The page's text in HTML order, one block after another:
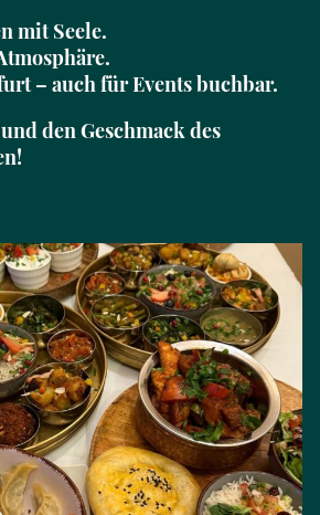
mit Seele.
– auch für Events buchbar.
den Geschmack des